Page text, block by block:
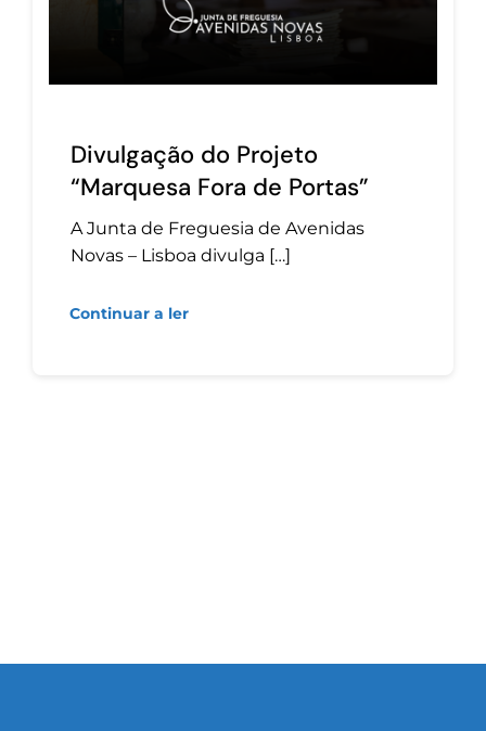
Divulgação do Projeto
“Marquesa Fora de Portas”
A Junta de Freguesia de Avenidas
Novas – Lisboa divulga […]
Continuar a ler